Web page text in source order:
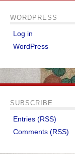
WORDPRESS
Log in
WordPress
SUBSCRIBE
Entries (RSS)
Comments (RSS)